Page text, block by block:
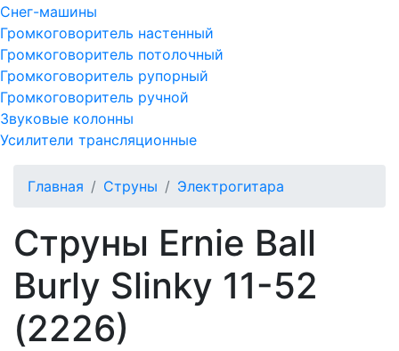
Снег-машины
Громкоговоритель настенный
Громкоговоритель потолочный
Громкоговоритель рупорный
Громкоговоритель ручной
Звуковые колонны
Усилители трансляционные
Главная Струны Электрогитара
Струны Ernie Ball
Burly Slinky 11-52
(2226)